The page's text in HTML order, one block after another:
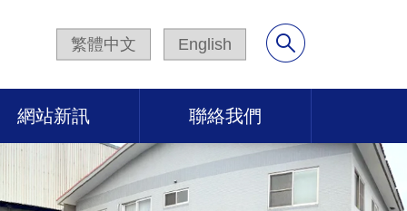
繁體中文 English
網站新訊 聯絡我們